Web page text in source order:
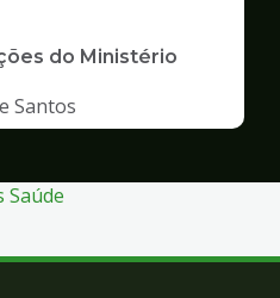
do Ministério
Santos
Saúde